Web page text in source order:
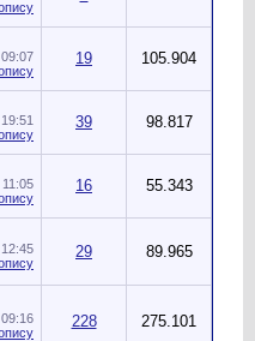
09:07
19 105.904
19:51
39 98.817
11:05
16 55.343
12:45
29 89.965
09:16
228 275.101